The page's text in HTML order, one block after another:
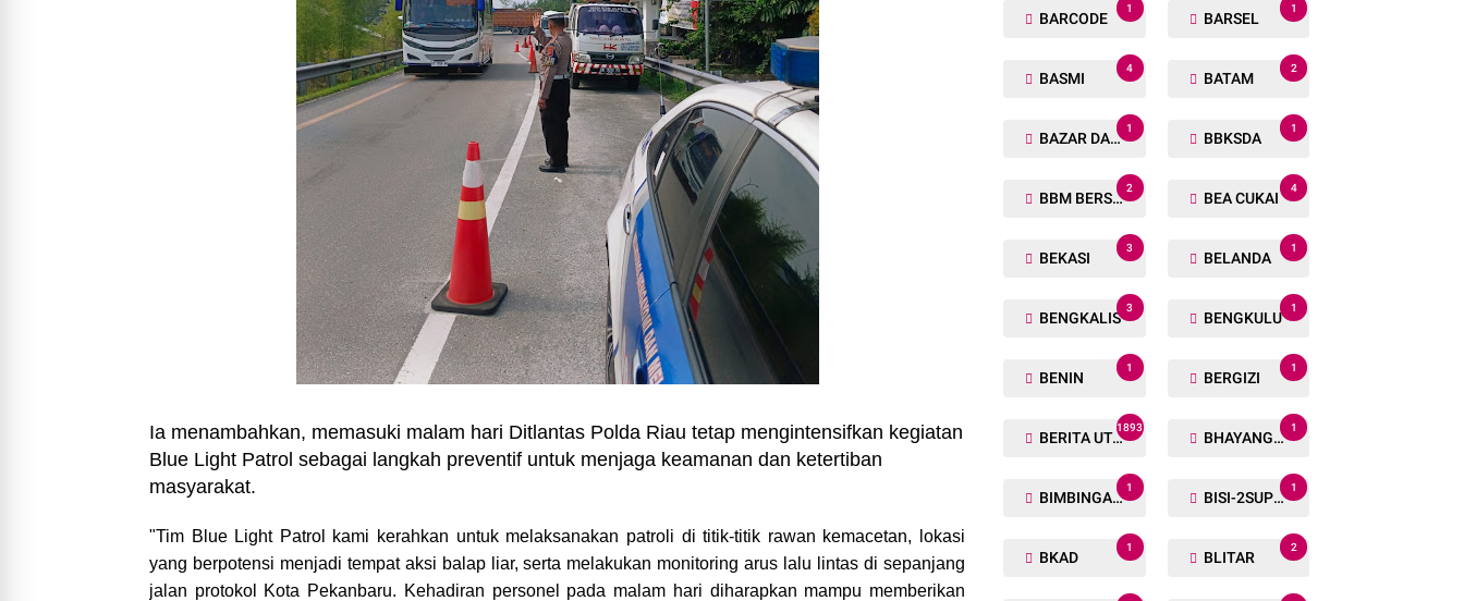
Ia menambahkan, memasuki malam hari Ditlantas Polda Riau tetap mengintensifkan kegiatan
Blue Light Patrol sebagai langkah preventif untuk menjaga keamanan dan ketertiban
masyarakat.
"Tim Blue Light Patrol kami kerahkan untuk melaksanakan patroli di titik-titik rawan kemacetan, lokasi
yang berpotensi menjadi tempat aksi balap liar, serta melakukan monitoring arus lalu lintas di sepanjang
jalan protokol Kota Pekanbaru. Kehadiran personel pada malam hari diharapkan mampu memberikan
BARCODE
1
BARSEL
1
BASMI
4
BATAM
2
BAZAR DAN BAKSOS RAMADHAN
1
BBKSDA
1
BBM BERSUBSIDI
2
BEA CUKAI
4
BEKASI
3
BELANDA
1
BENGKALIS
3
BENGKULU
1
BENIN
1
BERGIZI
1
BERITA UTAMA
1893
BHAYANGKARA RUN
1
BIMBINGAN ROHANI
1
BISI-2SUPER
1
BKAD
1
BLITAR
2